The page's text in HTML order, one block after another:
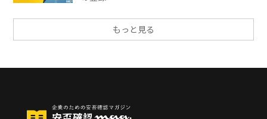
もっと見る